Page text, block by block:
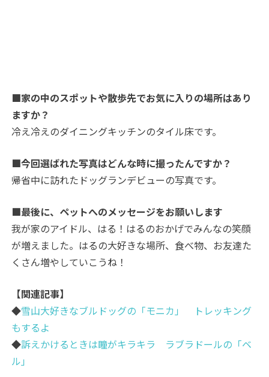
■家の中のスポットや散歩先でお気に入りの場所はあり
ますか？
冷え冷えのダイニングキッチンのタイル床です。
■今回選ばれた写真はどんな時に撮ったんですか？
帰省中に訪れたドッグランデビューの写真です。
■最後に、ペットへのメッセージをお願いします
我が家のアイドル、はる！はるのおかげでみんなの笑顔
が増えました。はるの大好きな場所、食べ物、お友達た
くさん増やしていこうね！
【関連記事】
◆雪山大好きなブルドッグの「モニカ」 トレッキング
もするよ
◆訴えかけるときは瞳がキラキラ ラブラドールの「ベ
ル」